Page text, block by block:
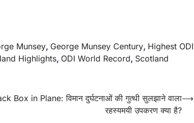
Munsey, George Munsey Century, Highest ODI
Highlights, ODI World Record, Scotland
Box in Plane: विमान दुर्घटनाओं की गुत्थी सुलझाने वाला
रहस्यमयी उपकरण क्या है?
⟶